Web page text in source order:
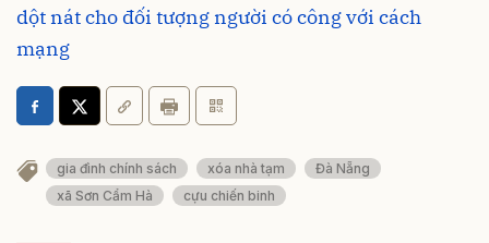
dột nát cho đối tượng người có công với cách
mạng
gia đình chính sách xóa nhà tạm
Đà Nẵng
xã Sơn Cẩm Hà
cựu chiến binh